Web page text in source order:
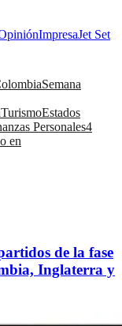
ImpresaJet Set
Semana
TurismoEstados
Personales4
en
de la fase
Inglaterra y